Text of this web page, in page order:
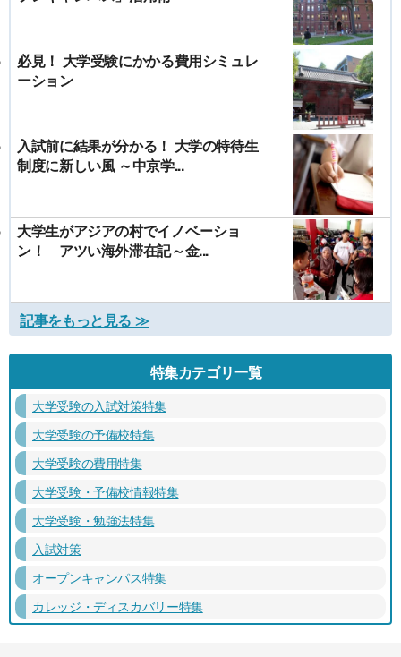
必見！ 大学受験にかかる費用シミュレ
ーション
入試前に結果が分かる！ 大学の特待生
制度に新しい風 ～中京学...
大学生がアジアの村でイノベーショ
ン！ アツい海外滞在記～金...
記事をもっと見る ≫
特集カテゴリ一覧
大学受験の入試対策特集
大学受験の予備校特集
大学受験の費用特集
大学受験・予備校情報特集
大学受験・勉強法特集
入試対策
オープンキャンパス特集
カレッジ・ディスカバリー特集